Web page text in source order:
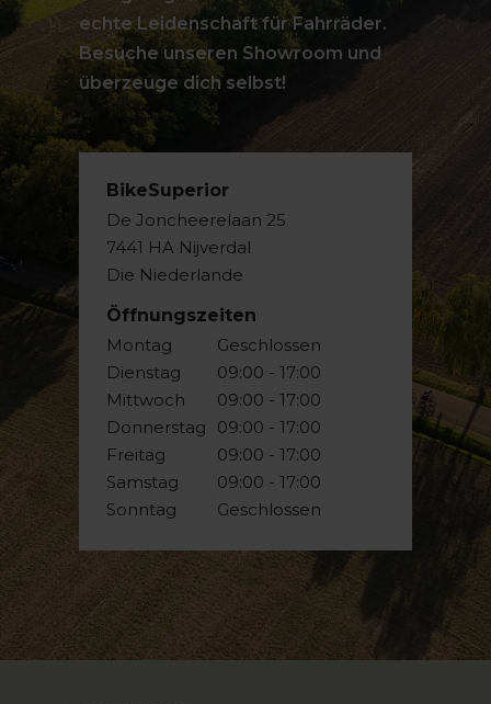
echte Leidenschaft für Fahrräder.
Besuche unseren Showroom und
überzeuge dich selbst!
BikeSuperior
De Joncheerelaan 25
7441 HA Nijverdal
Die Niederlande
Öffnungszeiten
Montag
Dienstag
Mittwoch
Donnerstag
Freitag
Samstag
Sonntag
Geschlossen
09:00 - 17:00
09:00 - 17:00
09:00 - 17:00
09:00 - 17:00
09:00 - 17:00
Geschlossen